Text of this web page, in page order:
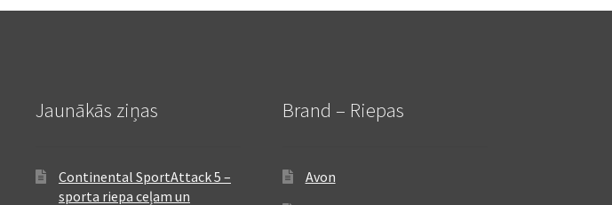
Jaunākās ziņas
Continental SportAttack 5 –
sporta riepa ceļam un
Brand – Riepas
Avon